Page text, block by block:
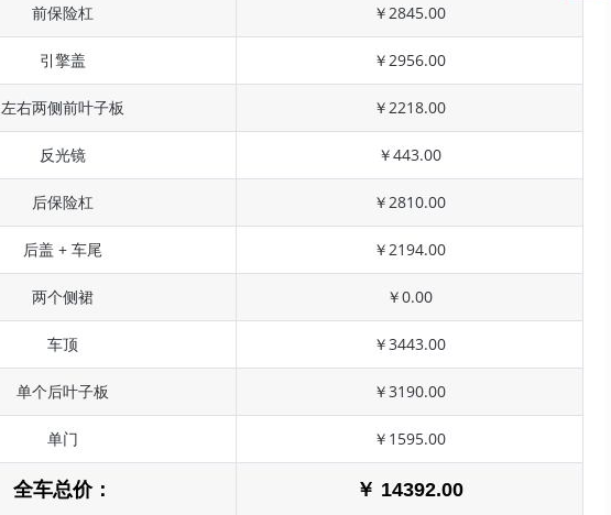
前保险杠 ￥2845.00
引擎盖 ￥2956.00
左右两侧前叶子板 ￥2218.00
反光镜 ￥443.00
后保险杠 ￥2810.00
后盖 + 车尾 ￥2194.00
两个侧裙 ￥0.00
车顶 ￥3443.00
单个后叶子板 ￥3190.00
单门 ￥1595.00
全车总价： ￥ 14392.00